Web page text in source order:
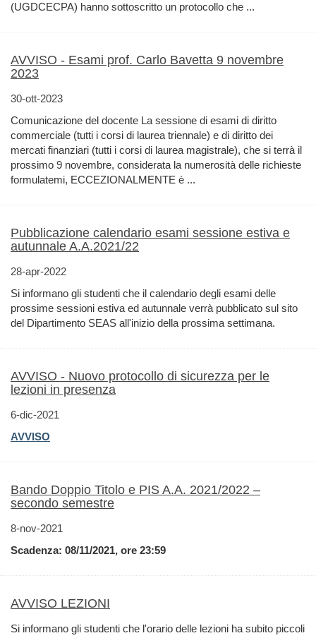
(UGDCECPA) hanno sottoscritto un protocollo che ...
AVVISO - Esami prof. Carlo Bavetta 9 novembre
2023
30-ott-2023
Comunicazione del docente La sessione di esami di diritto
commerciale (tutti i corsi di laurea triennale) e di diritto dei
mercati finanziari (tutti i corsi di laurea magistrale), che si terrà il
prossimo 9 novembre, considerata la numerosità delle richieste
formulatemi, ECCEZIONALMENTE è ...
Pubblicazione calendario esami sessione estiva e
autunnale A.A.2021/22
28-apr-2022
Si informano gli studenti che il calendario degli esami delle
prossime sessioni estiva ed autunnale verrà pubblicato sul sito
del Dipartimento SEAS all'inizio della prossima settimana.
AVVISO - Nuovo protocollo di sicurezza per le
lezioni in presenza
6-dic-2021
AVVISO
Bando Doppio Titolo e PIS A.A. 2021/2022 –
secondo semestre
8-nov-2021
Scadenza: 08/11/2021, ore 23:59
AVVISO LEZIONI
Si informano gli studenti che l'orario delle lezioni ha subito piccoli